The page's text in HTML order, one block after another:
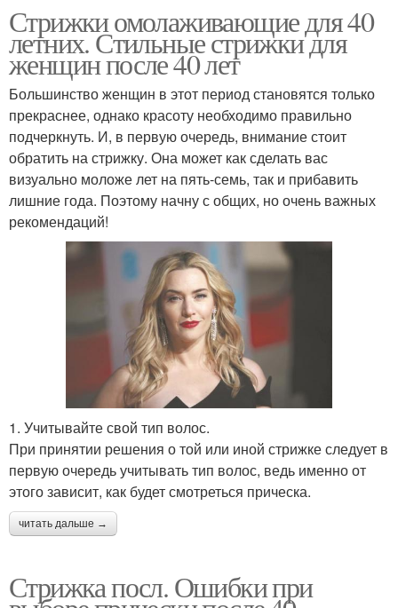
Стрижки омолаживающие для 40
летних. Стильные стрижки для
женщин после 40 лет
Большинство женщин в этот период становятся только
прекраснее, однако красоту необходимо правильно
подчеркнуть. И, в первую очередь, внимание стоит
обратить на стрижку. Она может как сделать вас
визуально моложе лет на пять-семь, так и прибавить
лишние года. Поэтому начну с общих, но очень важных
рекомендаций!
1. Учитывайте свой тип волос.
При принятии решения о той или иной стрижке следует в
первую очередь учитывать тип волос, ведь именно от
этого зависит, как будет смотреться прическа.
читать дальше →
Стрижка посл. Ошибки при